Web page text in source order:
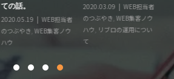
ての話。
2020.05.19
WEB担当者
のつぶやき, WEB集客ノウ
ハウ
2020.03.09
WEB担当者
のつぶやき, WEB集客ノウ
ハウ, リブロの運用につい
て